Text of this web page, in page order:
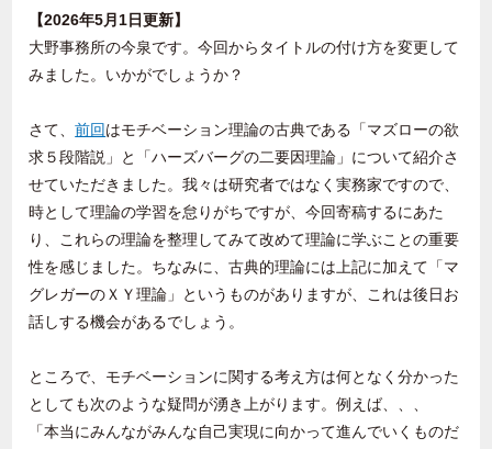
【2026年5月1日更新】
大野事務所の今泉です。今回からタイトルの付け方を変更して
みました。いかがでしょうか？
さて、前回はモチベーション理論の古典である「マズローの欲
求５段階説」と「ハーズバーグの二要因理論」について紹介さ
せていただきました。我々は研究者ではなく実務家ですので、
時として理論の学習を怠りがちですが、今回寄稿するにあた
り、これらの理論を整理してみて改めて理論に学ぶことの重要
性を感じました。ちなみに、古典的理論には上記に加えて「マ
グレガーのＸＹ理論」というものがありますが、これは後日お
話しする機会があるでしょう。
ところで、モチベーションに関する考え方は何となく分かった
としても次のような疑問が湧き上がります。例えば、、、
「本当にみんながみんな自己実現に向かって進んでいくものだ